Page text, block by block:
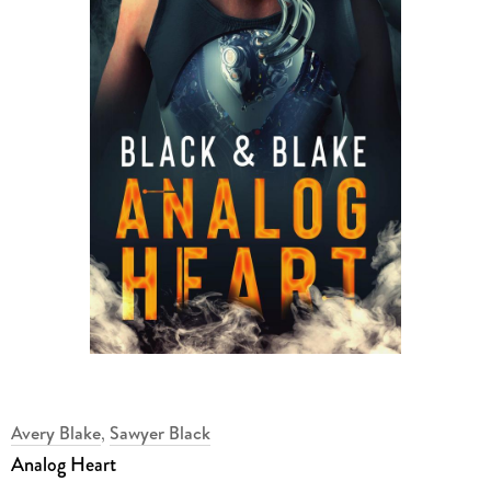
Avery Blake, Sawyer Black
Analog Heart